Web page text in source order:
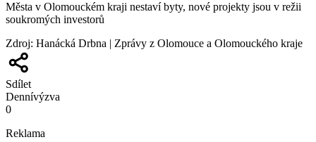
Města v Olomouckém kraji nestaví byty, nové projekty jsou v režii
soukromých investorů
Zdroj: Hanácká Drbna | Zprávy z Olomouce a Olomouckého kraje
Sdílet
Dennívýzva
0
Reklama